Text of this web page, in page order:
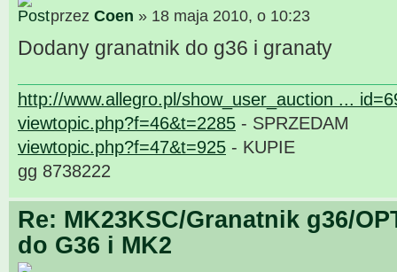
przez Coen » 18 maja 2010, o 10:23
Dodany granatnik do g36 i granaty
http://www.allegro.pl/show_user_auction ...
viewtopic.php?f=46&t=2285 - SPRZEDAM
viewtopic.php?f=47&t=925 - KUPIE
gg 8738222
Re: MK23KSC/Granatnik g36/
do G36 i MK2